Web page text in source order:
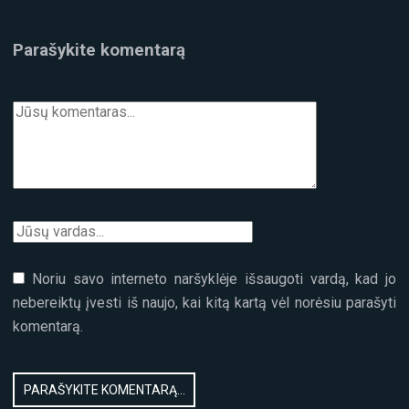
Parašykite komentarą
Noriu savo interneto naršyklėje išsaugoti vardą, kad jo
nebereiktų įvesti iš naujo, kai kitą kartą vėl norėsiu parašyti
komentarą.